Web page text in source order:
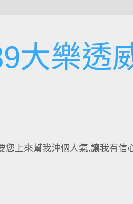
大樂透
上來幫我沖個人氣,讓我有